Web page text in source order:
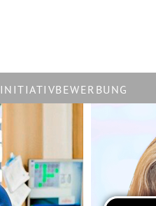
INITIATIVBEWERBUNG